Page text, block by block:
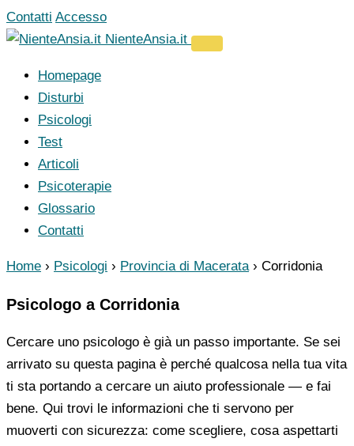
Vai
al
Contatti Accesso
NienteAnsia.it
Homepage
Disturbi
Psicologi
Test
Articoli
Psicoterapie
Glossario
Contatti
Home › Psicologi › Provincia di Macerata › Corridonia
Psicologo a Corridonia
Cercare uno psicologo è già un passo importante. Se sei
arrivato su questa pagina è perché qualcosa nella tua vita
ti sta portando a cercare un aiuto professionale — e fai
bene. Qui trovi le informazioni che ti servono per
muoverti con sicurezza: come scegliere, cosa aspettarti